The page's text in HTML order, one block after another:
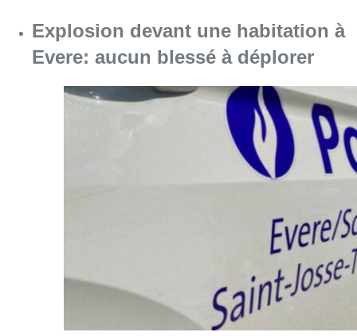
Explosion devant une habitation à
Evere: aucun blessé à déplorer